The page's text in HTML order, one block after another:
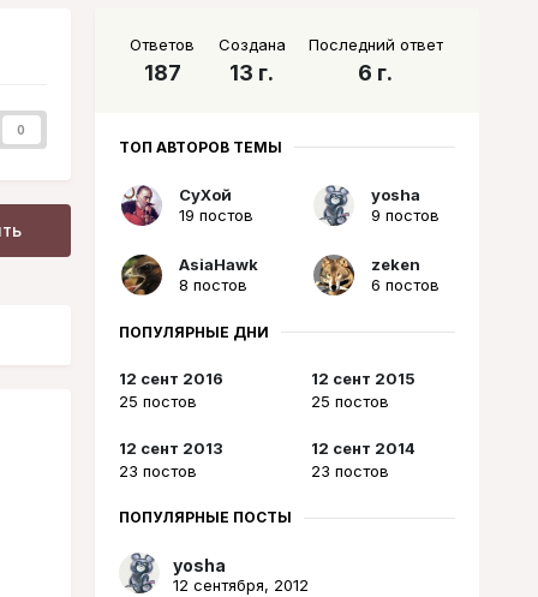
0
Ответов
187
Создана
13 г.
Последний ответ
6 г.
ТОП АВТОРОВ ТЕМЫ
СуХой
19 постов
yosha
9 постов
AsiaHawk
8 постов
zeken
6 постов
ПОПУЛЯРНЫЕ ДНИ
12 сент 2016
25 постов
12 сент 2015
25 постов
12 сент 2013
23 постов
12 сент 2014
23 постов
ПОПУЛЯРНЫЕ ПОСТЫ
yosha
12 сентября, 2012